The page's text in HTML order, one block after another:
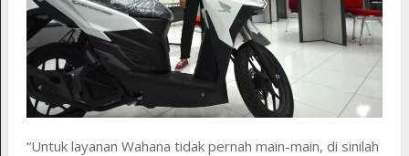
“Untuk layanan Wahana tidak pernah main-main, di sinilah